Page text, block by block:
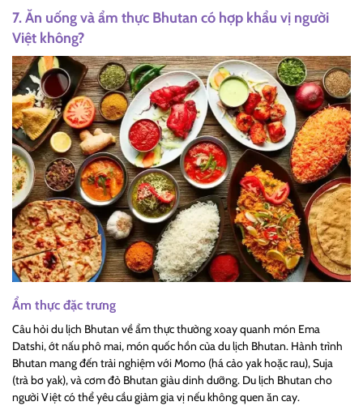
7. Ăn uống và ẩm thực Bhutan có hợp khẩu vị người
Việt không?
Ẩm thực đặc trưng
Câu hỏi du lịch Bhutan về ẩm thực thường xoay quanh món Ema
Datshi, ớt nấu phô mai, món quốc hồn của du lịch Bhutan. Hành trình
Bhutan mang đến trải nghiệm với Momo (há cảo yak hoặc rau), Suja
(trà bơ yak), và cơm đỏ Bhutan giàu dinh dưỡng. Du lịch Bhutan cho
người Việt có thể yêu cầu giảm gia vị nếu không quen ăn cay.